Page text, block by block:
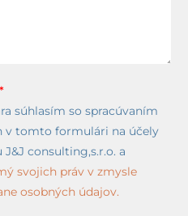
súhlasím so spracúvaním
v tomto formulári na účely
consulting,s.r.o. a
svojich práv v zmysle
osobných údajov.